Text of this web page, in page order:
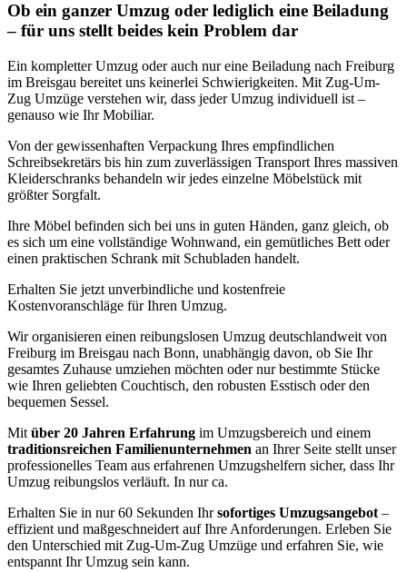
Ob ein ganzer Umzug oder lediglich eine Beiladung
– für uns stellt beides kein Problem dar
Ein kompletter Umzug oder auch nur eine Beiladung nach Freiburg
im Breisgau bereitet uns keinerlei Schwierigkeiten. Mit Zug-Um-
Zug Umzüge verstehen wir, dass jeder Umzug individuell ist –
genauso wie Ihr Mobiliar.
Von der gewissenhaften Verpackung Ihres empfindlichen
Schreibsekretärs bis hin zum zuverlässigen Transport Ihres massiven
Kleiderschranks behandeln wir jedes einzelne Möbelstück mit
größter Sorgfalt.
Ihre Möbel befinden sich bei uns in guten Händen, ganz gleich, ob
es sich um eine vollständige Wohnwand, ein gemütliches Bett oder
einen praktischen Schrank mit Schubladen handelt.
Erhalten Sie jetzt unverbindliche und kostenfreie
Kostenvoranschläge für Ihren Umzug.
Wir organisieren einen reibungslosen Umzug deutschlandweit von
Freiburg im Breisgau nach Bonn, unabhängig davon, ob Sie Ihr
gesamtes Zuhause umziehen möchten oder nur bestimmte Stücke
wie Ihren geliebten Couchtisch, den robusten Esstisch oder den
bequemen Sessel.
Mit über 20 Jahren Erfahrung im Umzugsbereich und einem
traditionsreichen Familienunternehmen an Ihrer Seite stellt unser
professionelles Team aus erfahrenen Umzugshelfern sicher, dass Ihr
Umzug reibungslos verläuft. In nur ca.
Erhalten Sie in nur 60 Sekunden Ihrsofortiges Umzugsangebot –
effizient und maßgeschneidert auf Ihre Anforderungen. Erleben Sie
den Unterschied mit Zug-Um-Zug Umzüge und erfahren Sie, wie
entspannt Ihr Umzug sein kann.